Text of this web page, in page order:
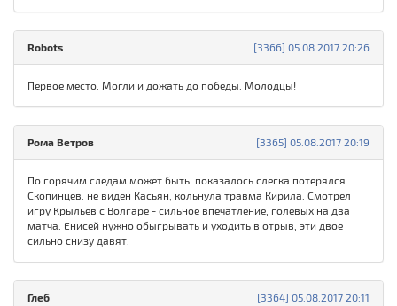
[3366] 05.08.2017 20:26
Robots
Первое место. Могли и дожать до победы. Молодцы!
[3365] 05.08.2017 20:19
Рома Ветров
По горячим следам может быть, показалось слегка потерялся
Скопинцев. не виден Касьян, кольнула травма Кирила. Смотрел
игру Крыльев с Волгаре - сильное впечатление, голевых на два
матча. Енисей нужно обыгрывать и уходить в отрыв, эти двое
сильно снизу давят.
[3364] 05.08.2017 20:11
Глеб